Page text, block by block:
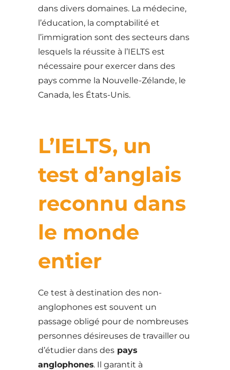
dans divers domaines. La médecine,
l’éducation, la comptabilité et
l’immigration sont des secteurs dans
lesquels la réussite à l’IELTS est
nécessaire pour exercer dans des
pays comme la Nouvelle-Zélande, le
Canada, les États-Unis.
L’IELTS, un
test d’anglais
reconnu dans
le monde
entier
Ce test à destination des non-
anglophones est souvent un
passage obligé pour de nombreuses
personnes désireuses de travailler ou
d’étudier dans des pays
anglophones. Il garantit à